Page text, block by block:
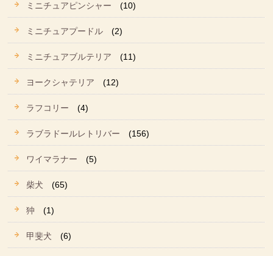
ミニチュアピンシャー (10)
ミニチュアプードル (2)
ミニチュアブルテリア (11)
ヨークシャテリア (12)
ラフコリー (4)
ラブラドールレトリバー (156)
ワイマラナー (5)
柴犬 (65)
狆 (1)
甲斐犬 (6)